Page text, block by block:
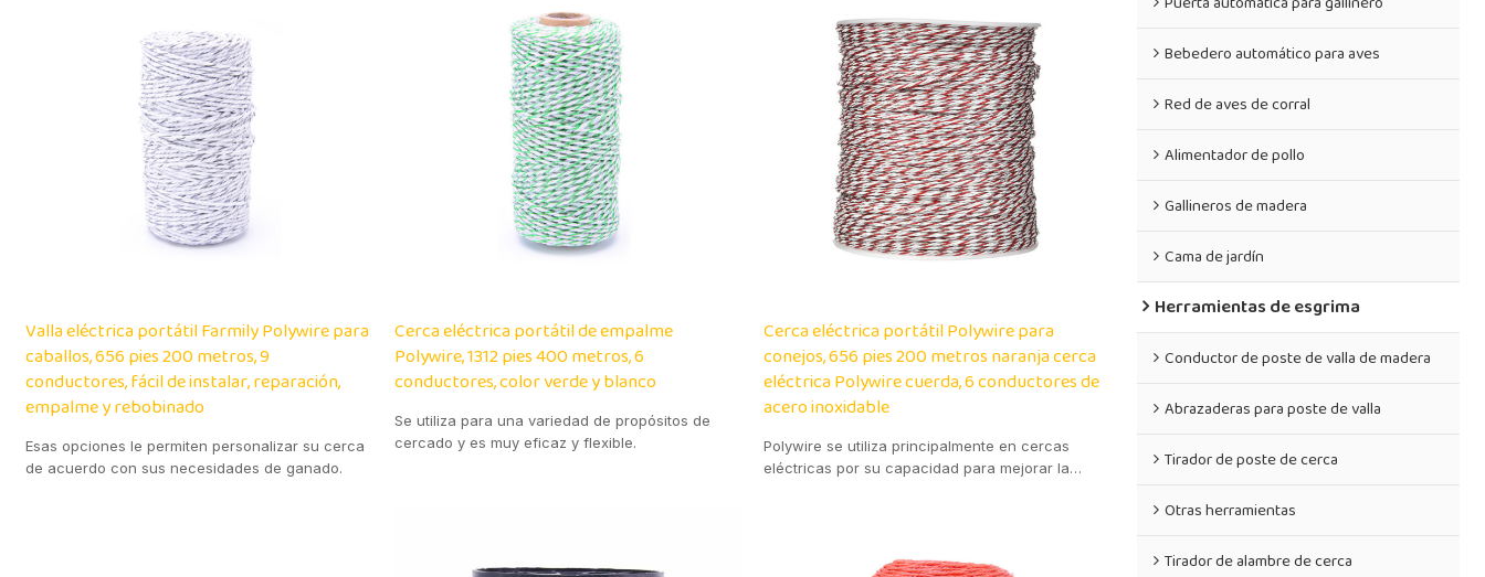
Valla eléctrica portátil Farmily Polywire para
caballos, 656 pies 200 metros, 9
conductores, fácil de instalar, reparación,
empalme y rebobinado
Esas opciones le permiten personalizar su cerca
de acuerdo con sus necesidades de ganado.
Cerca eléctrica portátil de empalme
Polywire, 1312 pies 400 metros, 6
conductores, color verde y blanco
Se utiliza para una variedad de propósitos de
cercado y es muy eficaz y flexible.
Cerca eléctrica portátil Polywire para
conejos, 656 pies 200 metros naranja cerca
eléctrica Polywire cuerda, 6 conductores de
acero inoxidable
Polywire se utiliza principalmente en cercas
eléctricas por su capacidad para mejorar la
Bebedero automático para aves
Red de aves de corral
Alimentador de pollo
Gallineros de madera
Cama de jardín
Herramientas de esgrima
Conductor de poste de valla de madera
Abrazaderas para poste de valla
Tirador de poste de cerca
Otras herramientas
Tirador de alambre de cerca